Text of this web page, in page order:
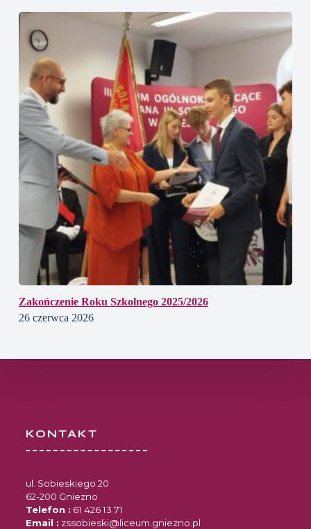
Zakończenie Roku Szkolnego 2025/2026
26 czerwca 2026
KONTAKT
ul. Sobieskiego 20
62-200 Gniezno
Telefon : 61 426 13 71
Email : zssobieski@liceum.gniezno.pl